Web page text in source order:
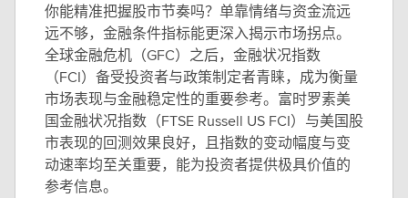
你能精准把握股市节奏吗？单靠情绪与资金流远
远不够，金融条件指标能更深入揭示市场拐点。
全球金融危机（GFC）之后，金融状况指数
（FCI）备受投资者与政策制定者青睐，成为衡量
市场表现与金融稳定性的重要参考。富时罗素美
国金融状况指数（FTSE Russell US FCI）与美国股
市表现的回测效果良好，且指数的变动幅度与变
动速率均至关重要，能为投资者提供极具价值的
参考信息。